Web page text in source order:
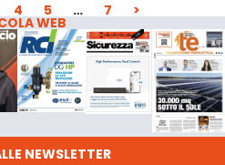
4 5 … 7 >
WEB
NEWSLETTER